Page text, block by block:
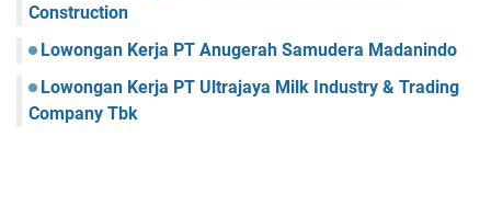
Construction
Lowongan Kerja PT Anugerah Samudera Madanindo
Lowongan Kerja PT Ultrajaya Milk Industry & Trading
Company Tbk